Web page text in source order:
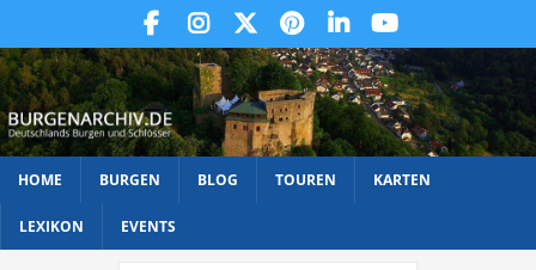
HOME BURGEN BLOG TOUREN KARTEN
LEXIKON EVENTS